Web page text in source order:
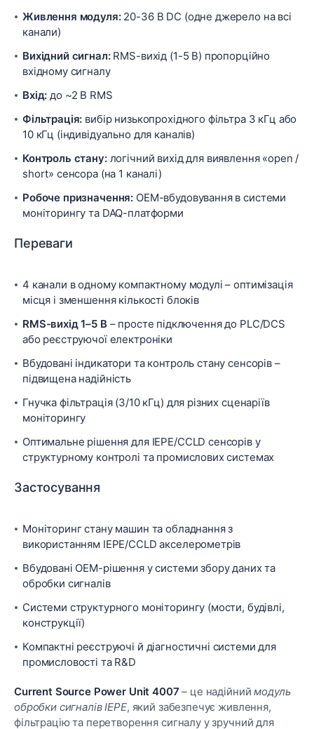
Живлення модуля:20-36 В DC (одне джерело на всі
канали)
Вихідний сигнал:RMS-вихід (1-5 В) пропорційно
вхідному сигналу
Вхід: до ~2 В RMS
Фільтрація: вибір низькопрохідного фільтра 3 кГц або
10 кГц (індивідуально для каналів)
Контроль стану:логічний вихід для виявлення «open /
short» сенсора (на 1 каналі)
Робоче призначення: OEM-вбудовування в системи
моніторингу та DAQ-платформи
Переваги
4 канали в одному компактному модулі – оптимізація
місця і зменшення кількості блоків
RMS-вихід 1–5 В– просте підключення до PLC/DCS
або реєструючої електроніки
Вбудовані індикатори та контроль стану сенсорів –
підвищена надійність
Гнучка фільтрація (3/10 кГц) для різних сценаріїв
моніторингу
Оптимальне рішення для IEPE/CCLD сенсорів у
структурному контролі та промислових системах
Застосування
Моніторинг стану машин та обладнання з
використанням IEPE/CCLD акселерометрів
Вбудовані OEM-рішення у системи збору даних та
обробки сигналів
Системи структурного моніторингу (мости, будівлі,
конструкції)
Компактні реєструючі й діагностичні системи для
промисловості та R&D
Current Source Power Unit 4007 – це надійниймодуль
обробки сигналів IEPE, який забезпечує живлення,
фільтрацію та перетворення сигналу у зручний для